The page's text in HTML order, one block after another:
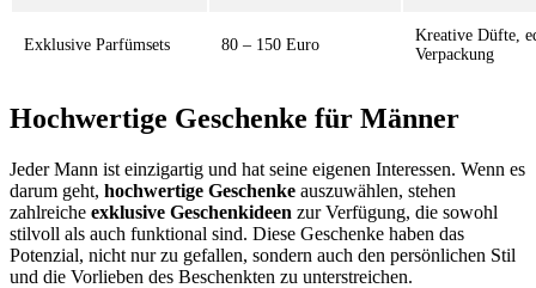
Exklusive Parfümsets 80 – 150 Euro
Kreative Düfte,
Verpackung
Hochwertige Geschenke für Männer
Jeder Mann ist einzigartig und hat seine eigenen Interessen. Wenn es
darum geht, hochwertige Geschenke auszuwählen, stehen
zahlreiche exklusive Geschenkideen zur Verfügung, die sowohl
stilvoll als auch funktional sind. Diese Geschenke haben das
Potenzial, nicht nur zu gefallen, sondern auch den persönlichen Stil
und die Vorlieben des Beschenkten zu unterstreichen.